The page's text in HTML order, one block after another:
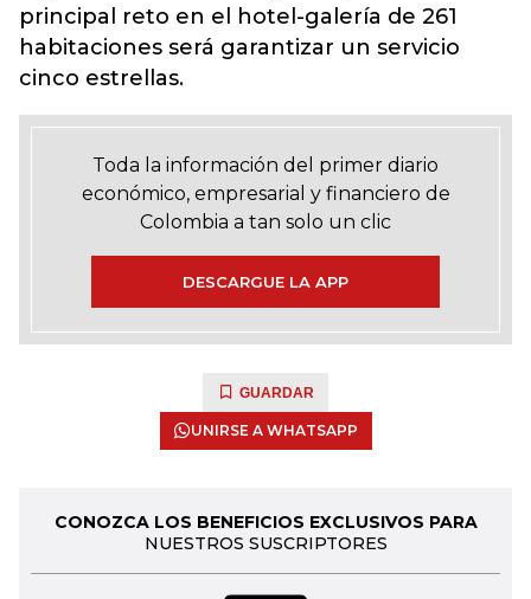
principal reto en el hotel-galería de 261
habitaciones será garantizar un servicio
cinco estrellas.
Toda la información del primer diario
económico, empresarial y financiero de
Colombia a tan solo un clic
DESCARGUE LA APP
GUARDAR
UNIRSE A WHATSAPP
CONOZCA LOS BENEFICIOS EXCLUSIVOS PARA
NUESTROS SUSCRIPTORES